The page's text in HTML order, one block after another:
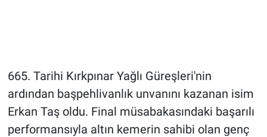
665. Tarihi Kırkpınar Yağlı Güreşleri'nin
ardından başpehlivanlık unvanını kazanan isim
Erkan Taş oldu. Final müsabakasındaki başarılı
performansıyla altın kemerin sahibi olan genç